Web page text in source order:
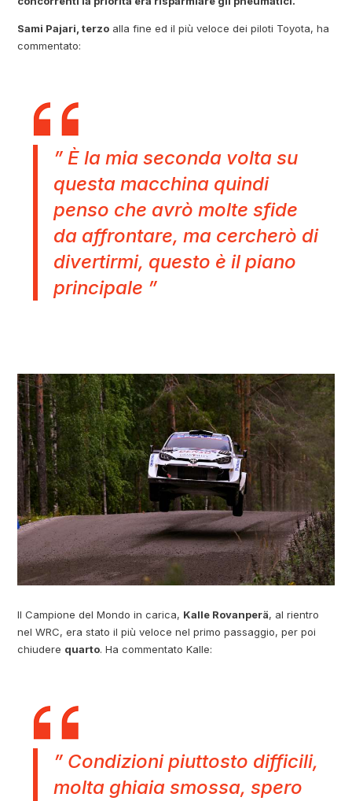
Sami Pajari, terzo alla fine ed il più veloce dei piloti Toyota, ha
commentato:
” È la mia seconda volta su
questa macchina quindi
penso che avrò molte sfide
da affrontare, ma cercherò di
divertirmi, questo è il piano
principale ”
Il Campione del Mondo in carica, Kalle Rovanperä, al rientro
nel WRC, era stato il più veloce nel primo passaggio, per poi
chiudere quarto. Ha commentato Kalle:
” Condizioni piuttosto difficili,
molta ghiaia smossa, spero